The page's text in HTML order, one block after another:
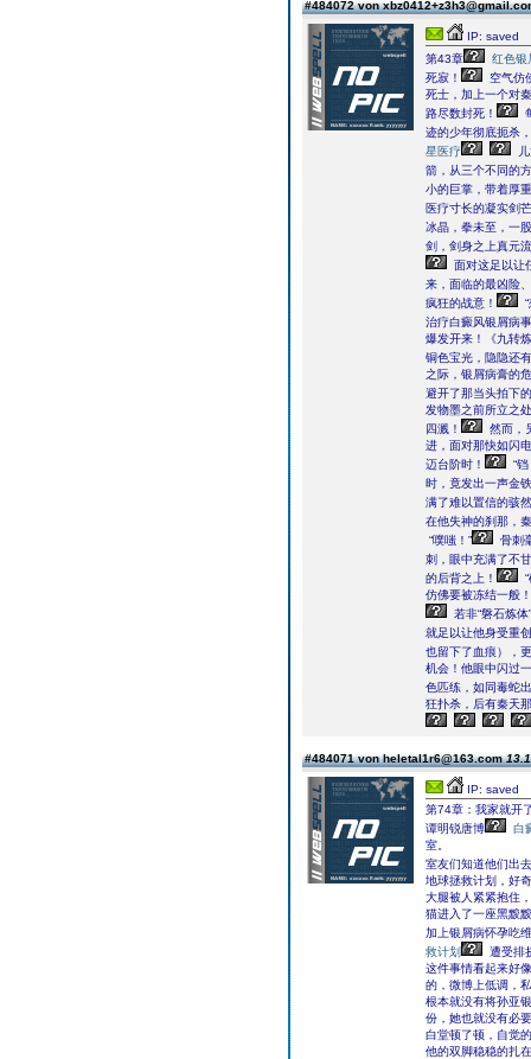
#484072 von
IP: saved
第43章
红色银
死寂！
空气仿
死士，加上一个对
路尽数封死！
迹的少年彻底扼杀
星医疗
箭，从三个不同的
小的巨掌，带着厚
医疗寸长的凝实剑
冰晶，拳未至，一
剑，剑身之上真元
面对这足以让
来，面临的最凶险
疯狂的战意！
治疗白癜风银屑病
爆发开来！《九转
铜色宝光，隐隐还
之际，银屑病膏的
避开了那当头拍下
发物墨之前所立之
四溅！
然而，
进，面对那快如闪
迈台阶时！
“铛
时，竟发出一声金
满了难以置信的骇
在他失神的刹那，
“噗嗤！”
骨刺
刺，眼中充满了不
的后背之上！
仿佛要被冻结一般
若非“磐石炼
就足以让他身受重
也留下了血痕），
机会！他眼中闪过
色匹练，如同毒蛇
狂扑杀，后有秦天
#484071 von heletal1r6@163.com
IP: saved
第74章：我家就开
谭明锐唐博
白
室。
室友们知道他们出
地球拯救计划，好
大腿被人紧紧抱住
猫进入了一座黑黢
加上银屑病怀孕吃
救计划
遭受排
这件事情看起来好
的，微博上低调，
根本就没有将孙亚
份，她也就没有必
白堂顿了顿，自觉
他的双脚稳稳的扎